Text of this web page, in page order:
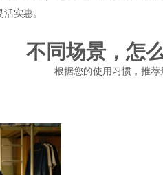
实惠。
不同场景，怎
根据您的使用习惯，推